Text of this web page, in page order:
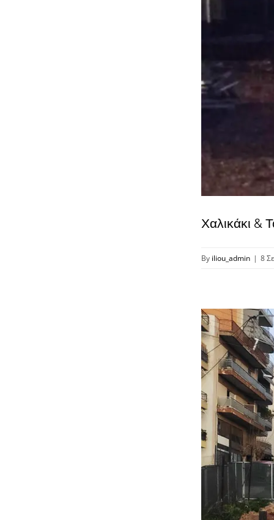
Χαλικάκι &
By iliou_admin | 8